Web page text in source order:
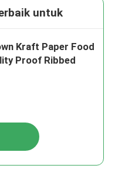
untuk
Kraft Paper Food
Proof Ribbed